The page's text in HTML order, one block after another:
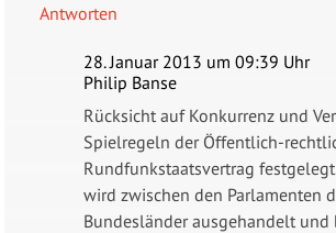
Antworten
28. Januar 2013 um 09:39 Uhr
Philip Banse
Rücksicht auf Konkurrenz und
Spielregeln der Öffentlich-
Rundfunkstaatsvertrag
wird zwischen den Parlamenten
Bundesländer ausgehandelt und